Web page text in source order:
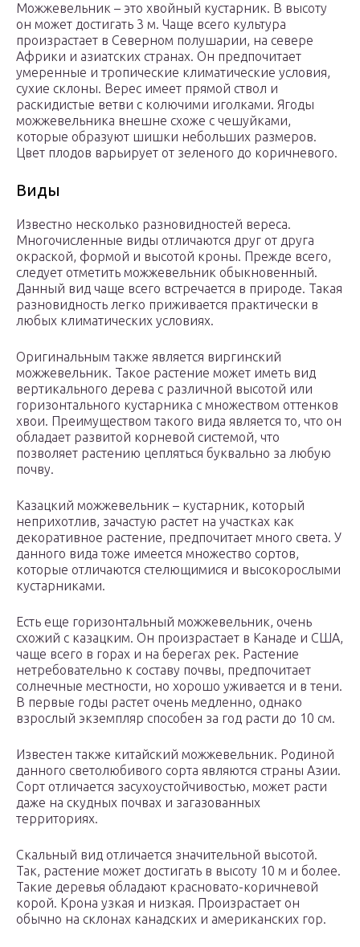
Можжевельник – это хвойный кустарник. В высоту
он может достигать 3 м. Чаще всего культура
произрастает в Северном полушарии, на севере
Африки и азиатских странах. Он предпочитает
умеренные и тропические климатические условия,
сухие склоны. Верес имеет прямой ствол и
раскидистые ветви с колючими иголками. Ягоды
можжевельника внешне схоже с чешуйками,
которые образуют шишки небольших размеров.
Цвет плодов варьирует от зеленого до коричневого.
Виды
Известно несколько разновидностей вереса.
Многочисленные виды отличаются друг от друга
окраской, формой и высотой кроны. Прежде всего,
следует отметить можжевельник обыкновенный.
Данный вид чаще всего встречается в природе. Такая
разновидность легко приживается практически в
любых климатических условиях.
Оригинальным также является виргинский
можжевельник. Такое растение может иметь вид
вертикального дерева с различной высотой или
горизонтального кустарника с множеством оттенков
хвои. Преимуществом такого вида является то, что он
обладает развитой корневой системой, что
позволяет растению цепляться буквально за любую
почву.
Казацкий можжевельник – кустарник, который
неприхотлив, зачастую растет на участках как
декоративное растение, предпочитает много света. У
данного вида тоже имеется множество сортов,
которые отличаются стелющимися и высокорослыми
кустарниками.
Есть еще горизонтальный можжевельник, очень
схожий с казацким. Он произрастает в Канаде и США,
чаще всего в горах и на берегах рек. Растение
нетребовательно к составу почвы, предпочитает
солнечные местности, но хорошо уживается и в тени.
В первые годы растет очень медленно, однако
взрослый экземпляр способен за год расти до 10 см.
Известен также китайский можжевельник. Родиной
данного светолюбивого сорта являются страны Азии.
Сорт отличается засухоустойчивостью, может расти
даже на скудных почвах и загазованных
территориях.
Скальный вид отличается значительной высотой.
Так, растение может достигать в высоту 10 м и более.
Такие деревья обладают красновато-коричневой
корой. Крона узкая и низкая. Произрастает он
обычно на склонах канадских и американских гор.